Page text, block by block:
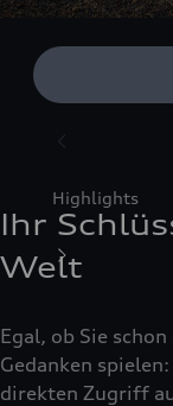
Highlights
Ihr
Welt
Egal, ob Sie
Gedanken
direkten Zugriff